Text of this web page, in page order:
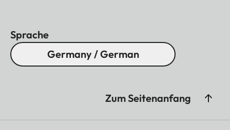
Sprache
Germany / German
Zum Seitenanfang